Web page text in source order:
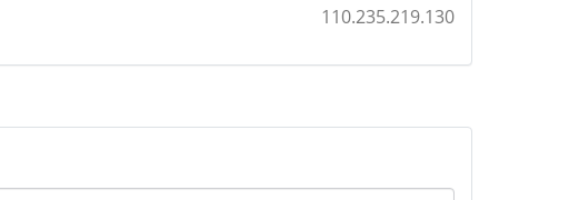
110.235.219.130